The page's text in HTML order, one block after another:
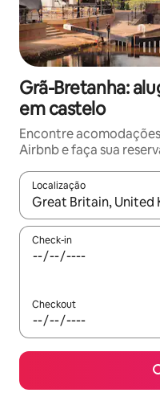
Grã-Bretanha:
em castelo
Encontre
Airbnb e faça sua
Localização
Quando os resultados
Check-in
Checkout